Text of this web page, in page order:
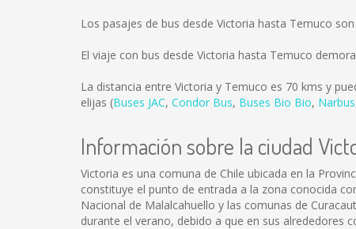
Los pasajes de bus desde Victoria hasta Temuco
El viaje con bus desde Victoria hasta Temuco
La distancia entre Victoria y Temuco es 70 kms y
elijas (Buses JAC, Condor Bus, Buses Bio Bio, Narbus
Información sobre la ciudad
Victoria es una comuna de Chile ubicada en la
constituye el punto de entrada a la zona conocida
Nacional de Malalcahuello y las comunas de
durante el verano, debido a que en sus alrededores